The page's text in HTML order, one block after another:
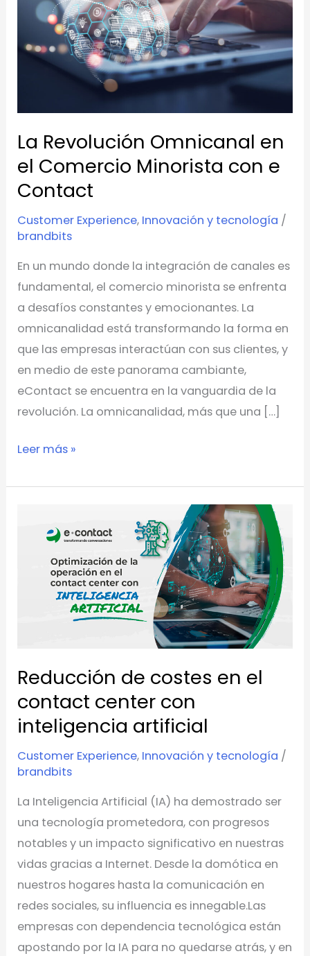
La Revolución Omnicanal en
el Comercio Minorista con e
Contact
Customer Experience, Innovación y tecnología /
brandbits
En un mundo donde la integración de canales es
fundamental, el comercio minorista se enfrenta
a desafíos constantes y emocionantes. La
omnicanalidad está transformando la forma en
que las empresas interactúan con sus clientes, y
en medio de este panorama cambiante,
eContact se encuentra en la vanguardia de la
revolución. La omnicanalidad, más que una […]
Comercio
Minorista
e
Contact
Leer más »
Reducción de costes en el
contact center con
inteligencia artificial
Customer Experience, Innovación y tecnología /
brandbits
La Inteligencia Artificial (IA) ha demostrado ser
una tecnología prometedora, con progresos
notables y un impacto significativo en nuestras
vidas gracias a Internet. Desde la domótica en
nuestros hogares hasta la comunicación en
redes sociales, su influencia es innegable.⁣⁣Las
empresas con dependencia tecnológica están
apostando por la IA para no quedarse atrás, y en
costes
inteligencia
artificial